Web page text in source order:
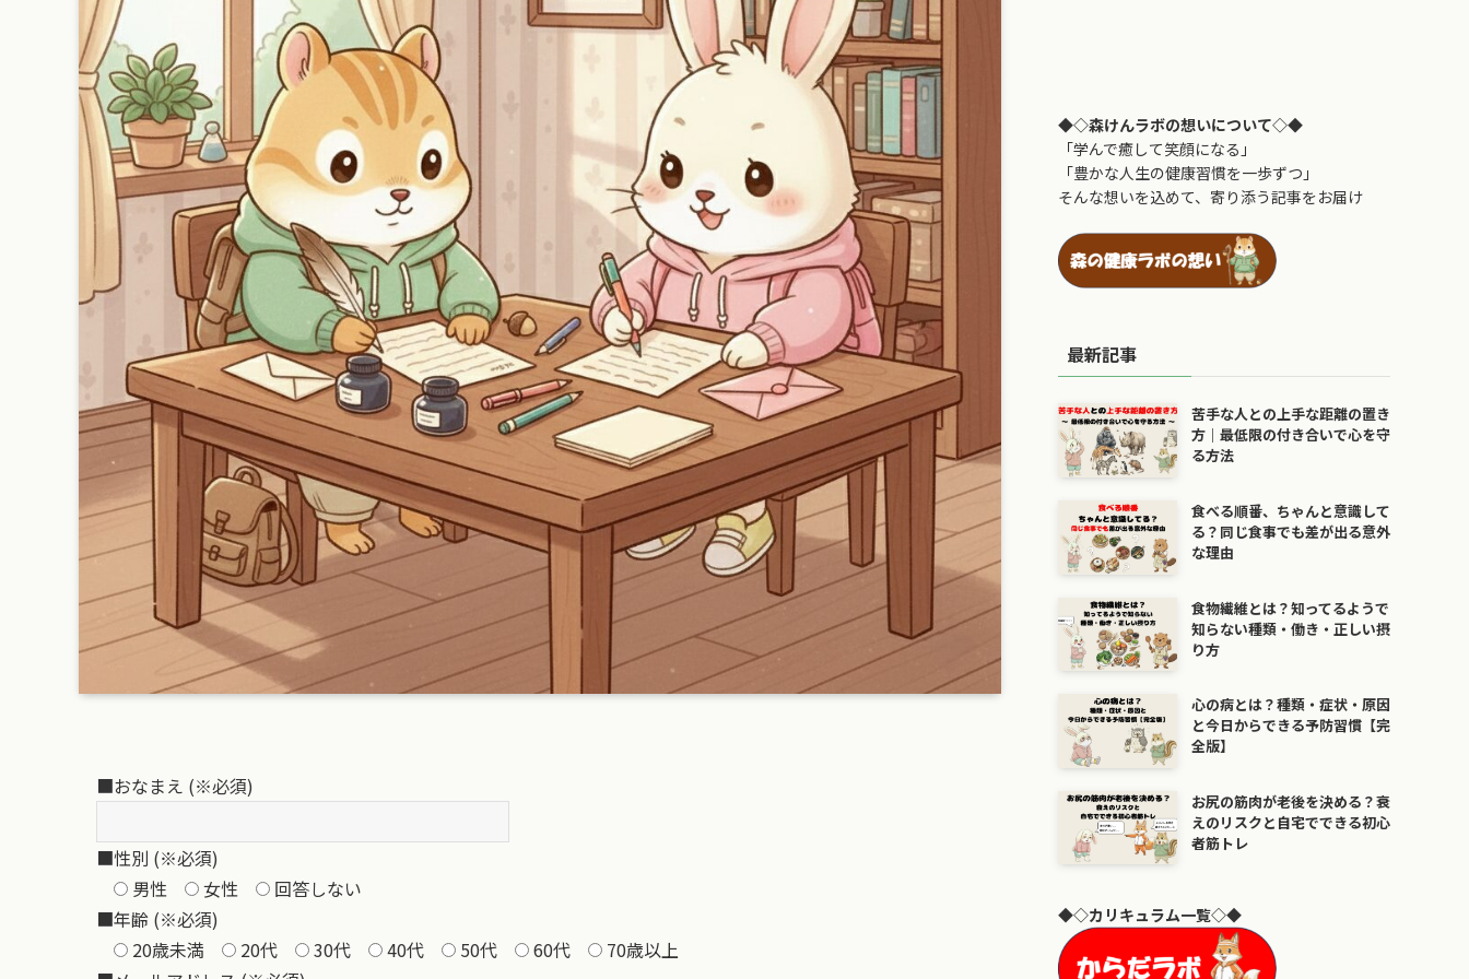
■おなまえ (※必須)
■性別 (※必須)
男性
女性
回答しない
■年齢 (※必須)
20歳未満
20代 30代 40代 50代 60代
70歳以上
◆◇森けんラボの想いについて◇◆
「学んで癒して笑顔になる」
「豊かな人生の健康習慣を一歩ずつ」
そんな想いを込めて、寄り添う記事をお届け
最新記事
苦手な人との上手な距離の置き
方｜最低限の付き合いで心を守
る方法
食べる順番、ちゃんと意識して
る？同じ食事でも差が出る意外
な理由
食物繊維とは？知ってるようで
知らない種類・働き・正しい摂
り方
心の病とは？種類・症状・原因
と今日からできる予防習慣【完
全版】
お尻の筋肉が老後を決める？衰
えのリスクと自宅でできる初心
者筋トレ
◆◇カリキュラム一覧◇◆